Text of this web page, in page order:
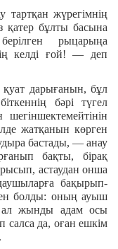
жүрегімнің
қатер бұлты басына
рыцарыңа
келді ғой! — деп
дарығанын, бұл
бәрі түгел
жатқанын көрген
бастады, — анау
бақты, бірақ
астаудан онша
бақырып-
болды: оның ауыш
ал жынды адам осы
салса да, оған ешкім